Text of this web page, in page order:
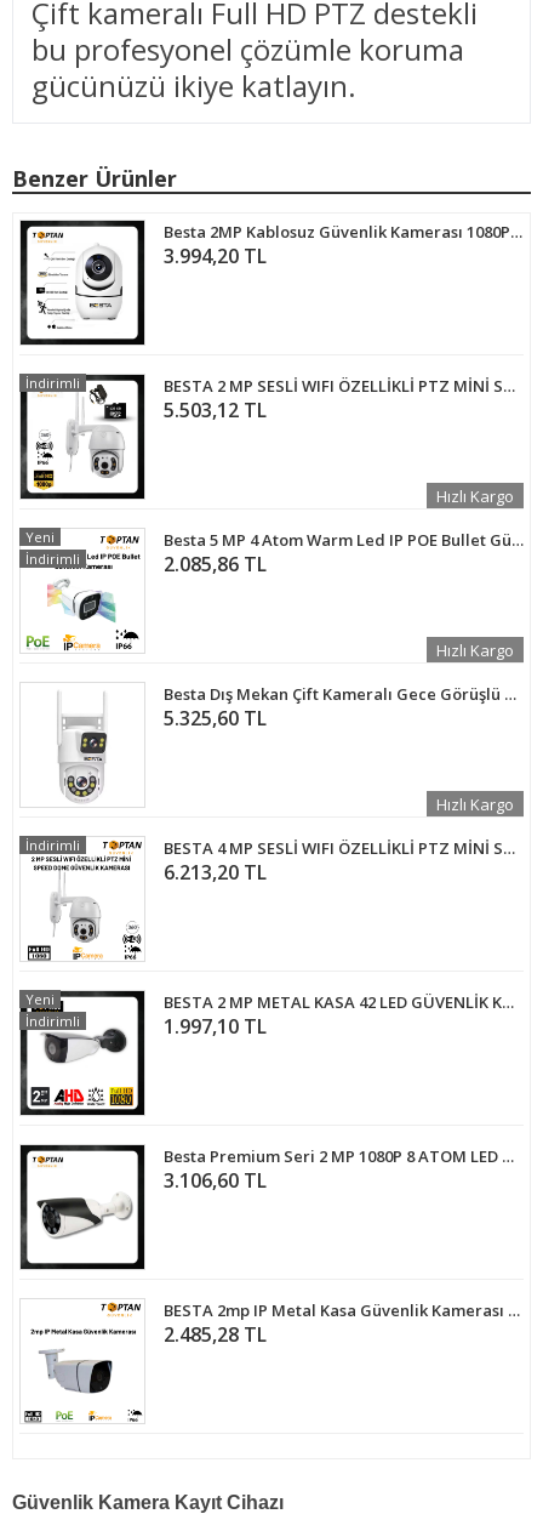
Çift kameralı Full HD PTZ destekli
bu profesyonel çözümle koruma
gücünüzü ikiye katlayın.
Benzer Ürünler
Besta 2MP Kablosuz Güvenlik Kamerası 1080P Hareket Sensörlü 360 derece KD-1614
3.994,20 TL
BESTA 2 MP SESLİ WIFI ÖZELLİKLİ PTZ MİNİ SPEED DOME GÜVENLİK KAMERASI 128 GB MICRO SD KART DAHİL BT-1701128
5.503,12 TL
İndirimli
Hızlı Kargo
Besta 5 MP 4 Atom Warm Led IP POE Bullet Güvenlik Kamerası KD-1240
2.085,86 TL
Yeni
İndirimli
Hızlı Kargo
Besta Dış Mekan Çift Kameralı Gece Görüşlü Full Hd Ip Akıllı Güvenlik Kamerası PTZ GÜVENLİK KAMERASI BB-1723
5.325,60 TL
Hızlı Kargo
BESTA 4 MP SESLİ WIFI ÖZELLİKLİ PTZ MİNİ SPEED DOME GÜVENLİK KAMERASI BT-1704
6.213,20 TL
İndirimli
BESTA 2 MP METAL KASA 42 LED GÜVENLİK KAMERASI BT-2208
1.997,10 TL
Yeni
İndirimli
Besta Premium Seri 2 MP 1080P 8 ATOM LED AHD Güvenlik Kamerası KD-2778
3.106,60 TL
BESTA 2mp IP Metal Kasa Güvenlik Kamerası BT-1333
2.485,28 TL
Güvenlik Kamera Kayıt Cihazı